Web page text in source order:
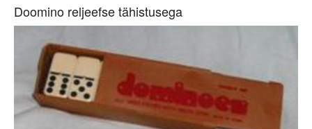
Doomino reljeefse tähistusega